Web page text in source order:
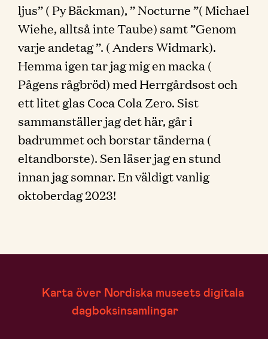
ljus” ( Py Bäckman), ” Nocturne ”( Michael
Wiehe, alltså inte Taube) samt ”Genom
varje andetag ”. ( Anders Widmark).
Hemma igen tar jag mig en macka (
Pågens rågbröd) med Herrgårdsost och
ett litet glas Coca Cola Zero. Sist
sammanställer jag det här, går i
badrummet och borstar tänderna (
eltandborste). Sen läser jag en stund
innan jag somnar. En väldigt vanlig
oktoberdag 2023!
Karta över Nordiska museets digitala
dagboksinsamlingar